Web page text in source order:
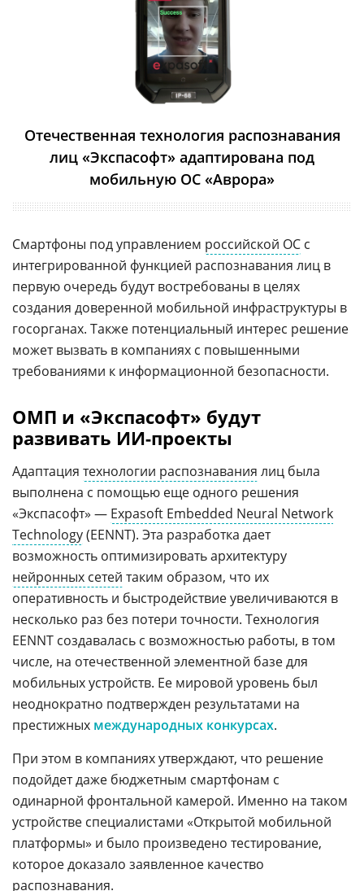
Отечественная технология распознавания
лиц «Экспасофт» адаптирована под
мобильную ОС «Аврора»
Смартфоны под управлением российской ОС с
интегрированной функцией распознавания лиц в
первую очередь будут востребованы в целях
создания доверенной мобильной инфраструктуры в
госорганах. Также потенциальный интерес решение
может вызвать в компаниях с повышенными
требованиями к информационной безопасности.
ОМП и «Экспасофт» будут
развивать ИИ-проекты
Адаптация технологии распознавания лиц была
выполнена с помощью еще одного решения
«Экспасофт» — Expasoft Embedded Neural Network
Technology(EENNT). Эта разработка дает
возможность оптимизировать архитектуру
нейронных сетей таким образом, что их
оперативность и быстродействие увеличиваются в
несколько раз без потери точности. Технология
EENNT создавалась с возможностью работы, в том
числе, на отечественной элементной базе для
мобильных устройств. Ее мировой уровень был
неоднократно подтвержден результатами на
престижных международных конкурсах.
При этом в компаниях утверждают, что решение
подойдет даже бюджетным смартфонам с
одинарной фронтальной камерой. Именно на таком
устройстве специалистами «Открытой мобильной
платформы» и было произведено тестирование,
которое доказало заявленное качество
распознавания.